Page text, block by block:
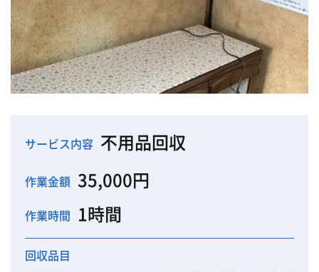
サービス内容 不用品回収
作業金額 35,000円
作業時間 1時間
回収品目